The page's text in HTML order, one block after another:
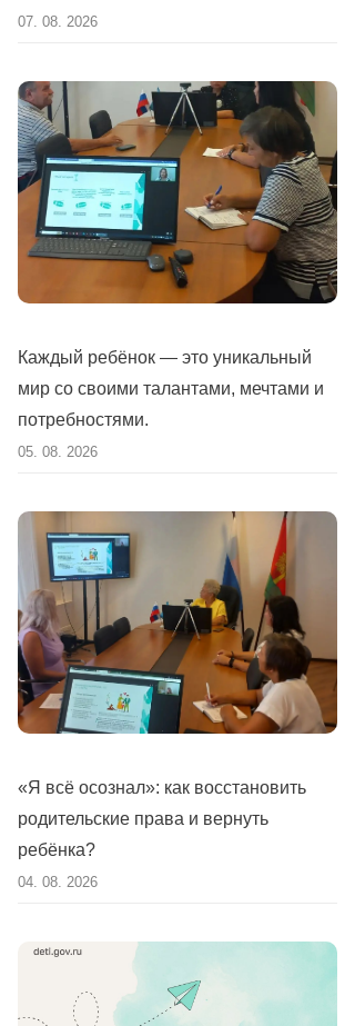
07. 08. 2026
Каждый ребёнок — это уникальный
мир со своими талантами, мечтами и
потребностями.
05. 08. 2026
«Я всё осознал»: как восстановить
родительские права и вернуть
ребёнка?
04. 08. 2026